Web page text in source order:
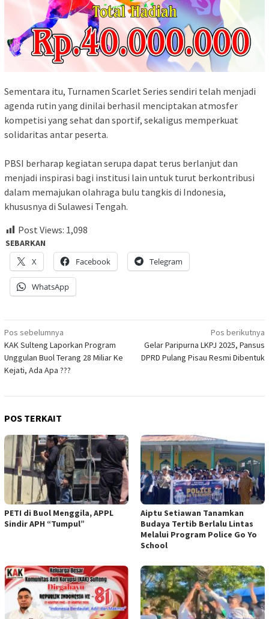
Sementara itu, Turnamen Scarlet Series sendiri telah menjadi
agenda rutin yang dinilai berhasil menciptakan atmosfer
kompetisi yang sehat dan sportif, sekaligus memperkuat
solidaritas antar peserta.
PBSI berharap kegiatan serupa dapat terus berlanjut dan
menjadi inspirasi bagi institusi lain untuk turut berkontribusi
dalam memajukan olahraga bulu tangkis di Indonesia,
khususnya di Sulawesi Tengah.
Post Views: 1,098
SEBARKAN
X
Facebook Telegram
WhatsApp
Navigasi
pos
Pos sebelumnya
KAK Sulteng Laporkan Program
Unggulan Buol Terang 28 Miliar Ke
Kejati, Ada Apa ???
Pos berikutnya
Gelar Paripurna LKPJ 2025, Pansus
DPRD Pulang Pisau Resmi Dibentuk
POS TERKAIT
PETI di Buol Menggila, APPL
Sindir APH “Tumpul”
Aiptu Setiawan Tanamkan
Budaya Tertib Berlalu Lintas
Melalui Program Police Go Yo
School